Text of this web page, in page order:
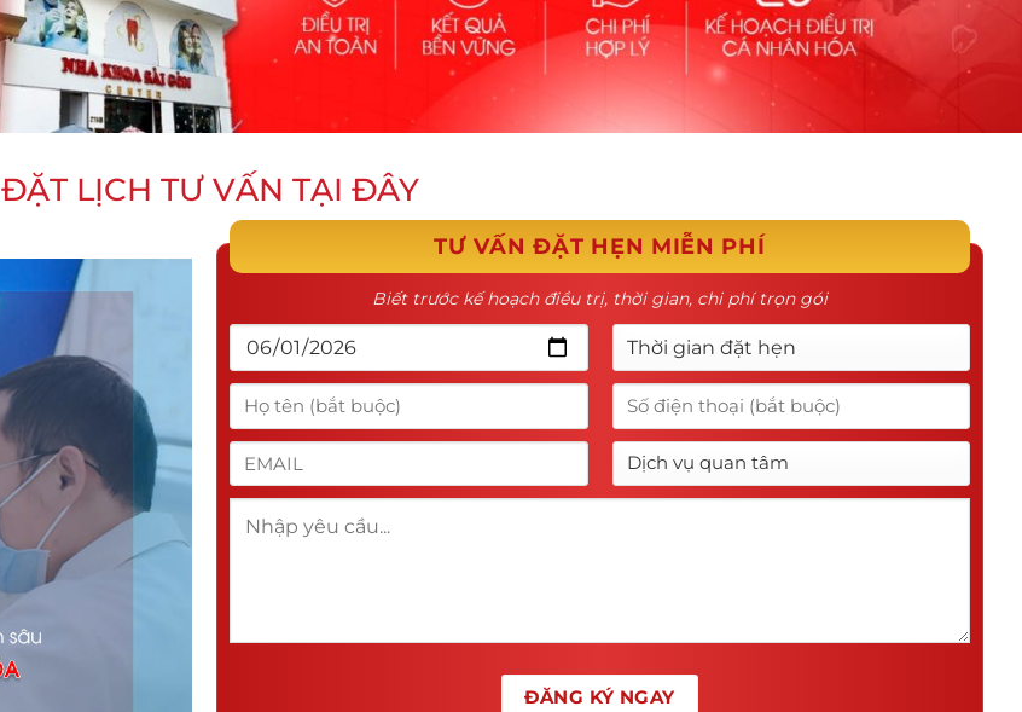
ĐẶT LỊCH TƯ VẤN TẠI ĐÂY
TƯ VẤN ĐẶT HẸN MIỄN PHÍ
Biết trước kế hoạch điều trị, thời gian, chi phí trọn gói